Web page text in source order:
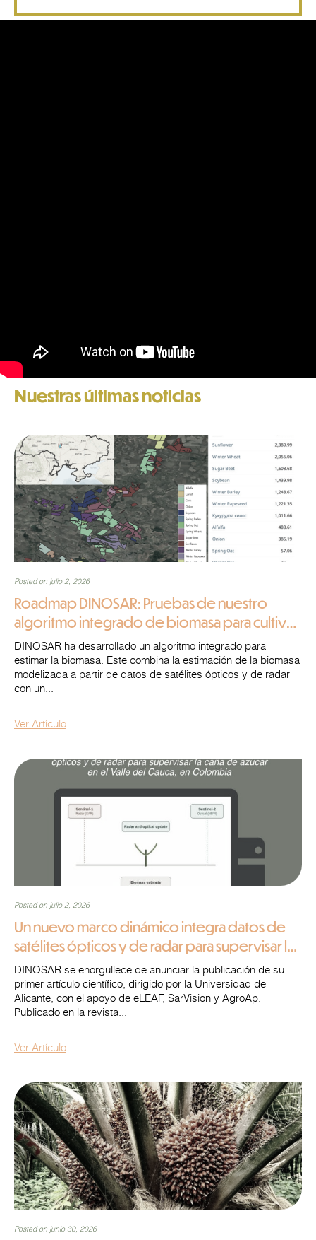
Nuestras últimas noticias
Posted on julio 2, 2026
Roadmap DINOSAR: Pruebas de nuestro
algoritmo integrado de biomasa para cultivos
clave en el centro de Ucrania
DINOSAR ha desarrollado un algoritmo integrado para
estimar la biomasa. Este combina la estimación de la biomasa
modelizada a partir de datos de satélites ópticos y de radar
con un...
Ver Artículo
Posted on julio 2, 2026
Un nuevo marco dinámico integra datos de
satélites ópticos y de radar para supervisar la
caña de azúcar en el Valle del Cauca, en
Colombia
DINOSAR se enorgullece de anunciar la publicación de su
primer artículo científico, dirigido por la Universidad de
Alicante, con el apoyo de eLEAF, SarVision y AgroAp.
Publicado en la revista...
Ver Artículo
Posted on junio 30, 2026